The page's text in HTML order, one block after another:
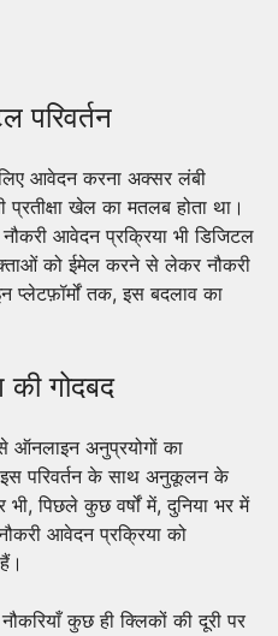
परिवर्तन
आवेदन करना अक्सर लंबी
खेल का मतलब होता था।
आवेदन प्रक्रिया भी डिजिटल
को ईमेल करने से लेकर नौकरी
तक, इस बदलाव का
गोदबद
से ऑनलाइन अनुप्रयोगों का
इस परिवर्तन के साथ अनुकूलन के
पिछले कुछ वर्षों में, दुनिया भर में
आवेदन प्रक्रिया को
कुछ ही क्लिकों की दूरी पर